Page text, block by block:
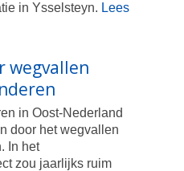
in Ysselsteyn. Lees
wegvallen
in Oost-Nederland
door het wegvallen
In het
zou jaarlijks ruim